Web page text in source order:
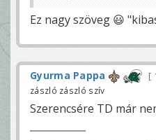
Ez nagy szöveg 😃
Gyurma Pappa
zászló zászló szív
Szerencsére TD már